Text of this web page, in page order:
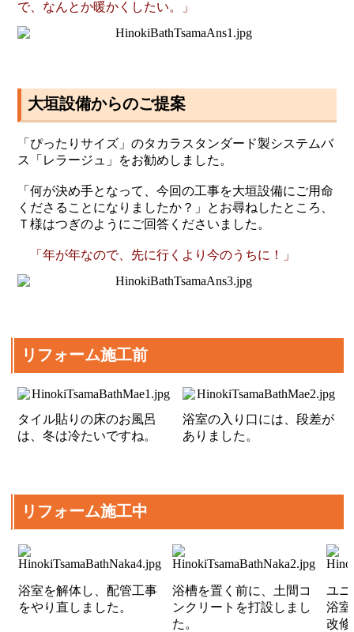
で、なんとか暖かくしたい。」
大垣設備からのご提案
「ぴったりサイズ」のタカラスタンダード製システムバ
ス「レラージュ」をお勧めしました。
「何が決め手となって、今回の工事を大垣設備にご用命
くださることになりましたか？」とお尋ねしたところ、
Ｔ様はつぎのようにご回答くださいました。
「年が年なので、先に行くより今のうちに！」
リフォーム施工前
タイル貼りの床のお風呂
は、冬は冷たいですね。
浴室の入り口には、段差が
ありました。
リフォーム施工中
浴室を解体し、配管工事
をやり直しました。
浴槽を置く前に、土間コ
ンクリートを打設しまし
た。
ユ
浴
改